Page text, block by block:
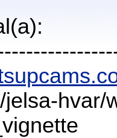
hvar/